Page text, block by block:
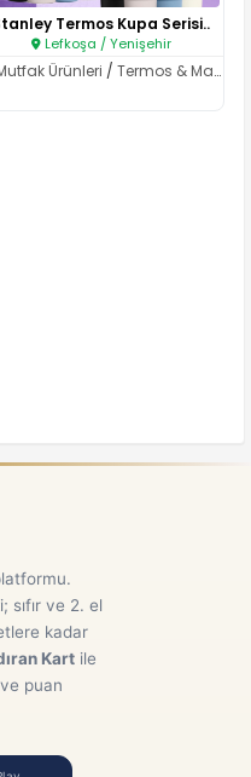
Termos Kupa Serisi..
Lefkoşa / Yenişehir
Ürünleri /Termos & Matara
sıfır ve 2. el
kadar
Kart ile
puan